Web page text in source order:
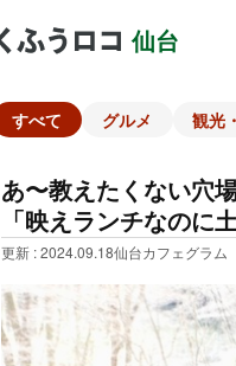
仙台
すべて グルメ 観光
あ〜教えたくない穴
「映えランチなのに
更新 : 2024.09.18仙台カフェグラム